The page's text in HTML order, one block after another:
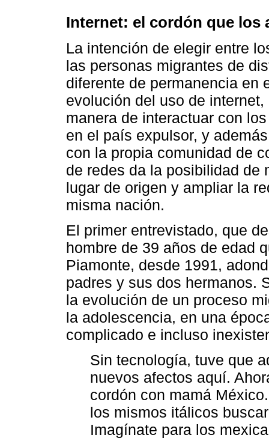
Internet: el cordón que los
La intención de elegir entre
las personas migrantes de
diferente de permanencia en
evolución del uso de
manera de interactuar con
en el país expulsor, y
con la propia comunidad de
de redes da la posibilidad de
lugar de origen y ampliar la
misma nación.
El primer entrevistado, que
hombre de 39 años de edad
Piamonte, desde 1991,
padres y sus dos hermanos.
la evolución de un proceso
la adolescencia, en una
complicado e incluso
Sin tecnología, tuve que
nuevos afectos aquí.
cordón con mamá
los mismos itálicos
Imagínate para los